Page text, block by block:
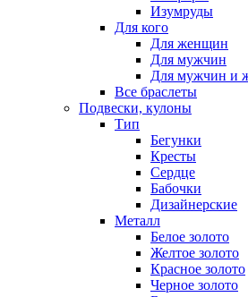
Изумруды
Для кого
Для женщин
Для мужчин
Для мужчин и
Все браслеты
Подвески, кулоны
Тип
Бегунки
Кресты
Сердце
Бабочки
Дизайнерские
Металл
Белое золото
Желтое золото
Красное золото
Черное золото